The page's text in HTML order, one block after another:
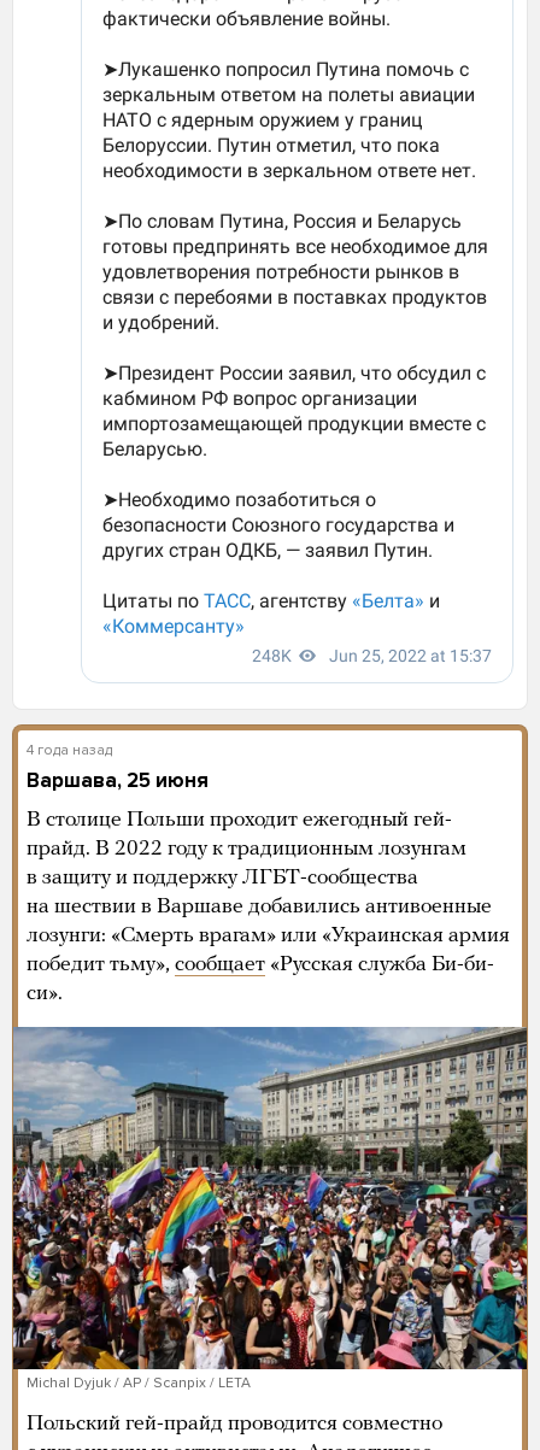
4 года назад
Варшава, 25 июня
В столице Польши проходит ежегодный гей-
прайд. В 2022 году к традиционным лозунгам
в защиту и поддержку ЛГБТ-сообщества
на шествии в Варшаве добавились антивоенные
лозунги: «Смерть врагам» или «Украинская армия
победит тьму», сообщает «Русская служба Би-би-
си».
Michal Dyjuk / AP / Scanpix / LETA
Польский гей-прайд проводится совместно